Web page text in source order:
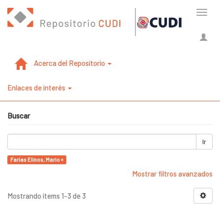
Acerca del Repositorio
Enlaces de interés
Buscar
Ir
Farías Elinos, Mario ×
Mostrar filtros avanzados
Mostrando ítems 1-3 de 3